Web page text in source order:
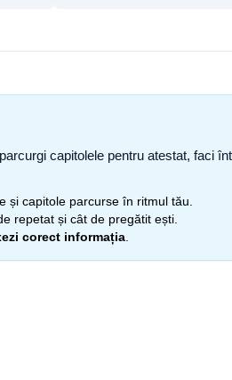
capitolele pentru atestat, faci
și capitole parcurse în ritmul tău.
repetat și cât de pregătit ești.
corect informația